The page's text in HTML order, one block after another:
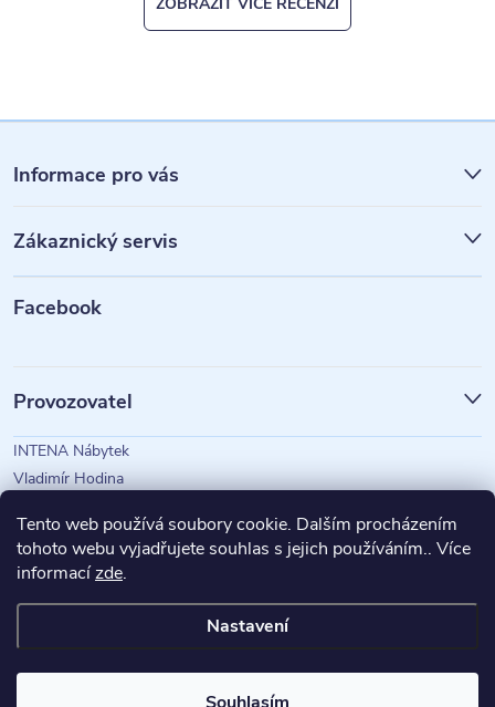
Tento web používá soubory cookie. Dalším procházením
tohoto webu vyjadřujete souhlas s jejich používáním.. Více
informacízde.
Nastavení
á
p
a
Informace pro vás
Zákaznický servis
Facebook
Provozovatel
INTENA Nábytek
Vladimír Hodina
Copyright 2026INTENA Nábytek. Všechna práva vyhrazena.